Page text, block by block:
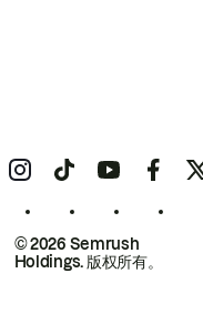
© 2026 Semrush
Holdings. 版权所有。